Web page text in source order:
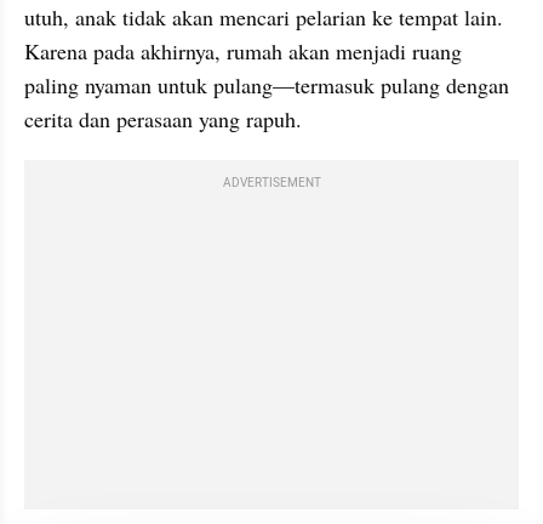
utuh, anak tidak akan mencari pelarian ke tempat lain.
Karena pada akhirnya, rumah akan menjadi ruang
paling nyaman untuk pulang—termasuk pulang dengan
cerita dan perasaan yang rapuh.
ADVERTISEMENT